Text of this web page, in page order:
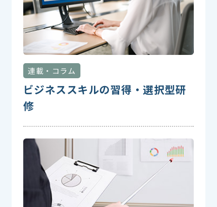
連載・コラム
ビジネススキルの習得・選択型研
修